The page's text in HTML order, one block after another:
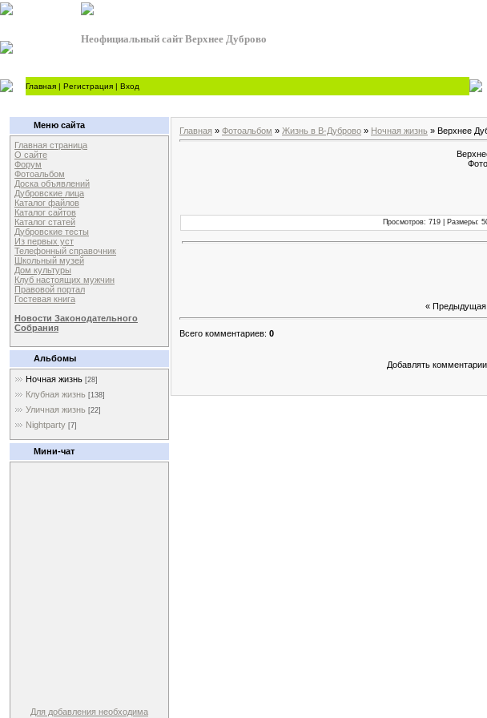
Неофициальный сайт Верхнее Дуброво
Главная | Регистрация | Вход
Меню сайта
Главная страница
О сайте
Форум
Фотоальбом
Доска объявлений
Дубровские лица
Каталог файлов
Каталог сайтов
Каталог статей
Дубровские тесты
Из первых уст
Телефонный справочник
Школьный музей
Дом культуры
Клуб настоящих мужчин
Правовой портал
Гостевая книга
Новости Законодательного
Собрания
Альбомы
Ночная жизнь [28]
Клубная жизнь [138]
Уличная жизнь [22]
Nightparty [7]
Мини-чат
Для добавления необходима
Главная » Фотоальбом » Жизнь в В-Дуброво » Ночная жизнь » Верхнее
Просмотров: 719 | Размеры:
« Предыдущая
Всего комментариев: 0
Добавлять